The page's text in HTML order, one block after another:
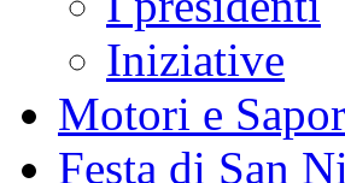
Iniziative
Motori e
Festa di San